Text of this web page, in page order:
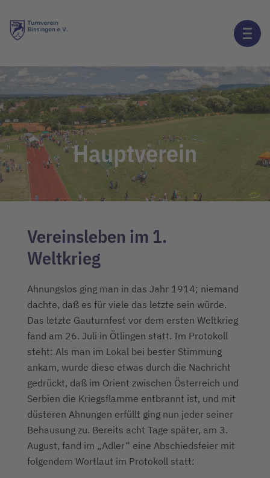
Hauptverein
Vereinsleben im 1.
Weltkrieg
Ahnungslos ging man in das Jahr 1914; niemand
dachte, daß es für viele das letzte sein würde.
Das letzte Gauturnfest vor dem ersten Weltkrieg
fand am 26. Juli in Ötlingen statt. Im Protokoll
steht: Als man im Lokal bei bester Stimmung
ankam, wurde diese etwas durch die Nachricht
gedrückt, daß im Orient zwischen Österreich und
Serbien die Kriegsflamme entbrannt ist, und mit
düsteren Ahnungen erfüllt ging nun jeder seiner
Behausung zu. Bereits acht Tage später, am 3.
August, fand im „Adler“ eine Abschiedsfeier mit
folgendem Wortlaut im Protokoll statt: